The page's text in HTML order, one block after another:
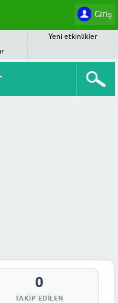
Giriş
Yeni etkinlikler
0
TAKIP EDILEN